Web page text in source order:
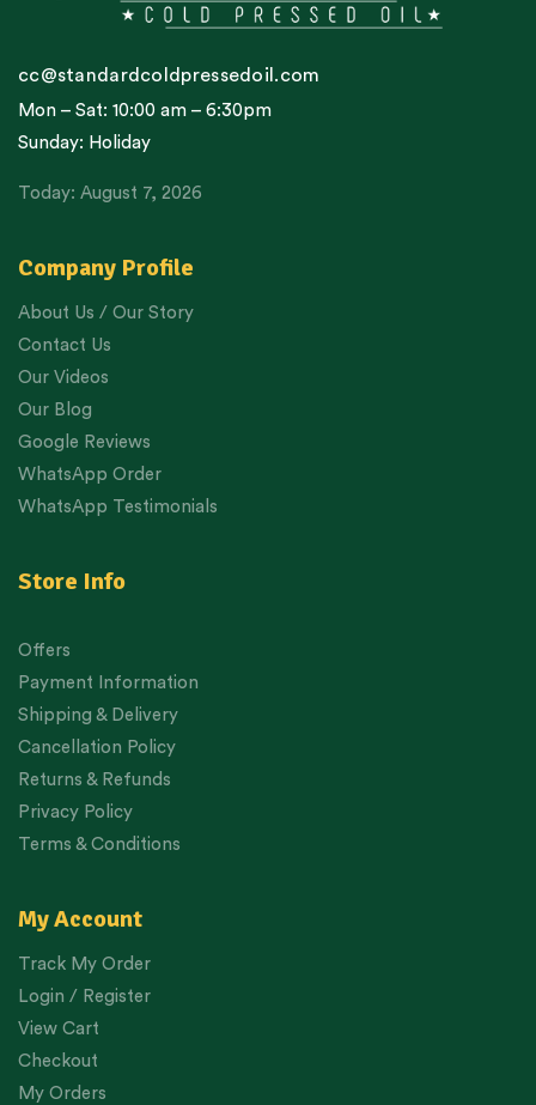
Company Profile
About Us / Our Story
Contact Us
Our Videos
Our Blog
Google Reviews
WhatsApp Order
WhatsApp Testimonials
Store Info
Offers
Payment Information
Shipping & Delivery
Cancellation Policy
Returns & Refunds
Privacy Policy
Terms & Conditions
My Account
Track My Order
Login / Register
View Cart
Checkout
My Orders
cc@standardcoldpressedoil.com
Mon – Sat: 10:00 am – 6:30pm
Sunday: Holiday
Today: August 7, 2026